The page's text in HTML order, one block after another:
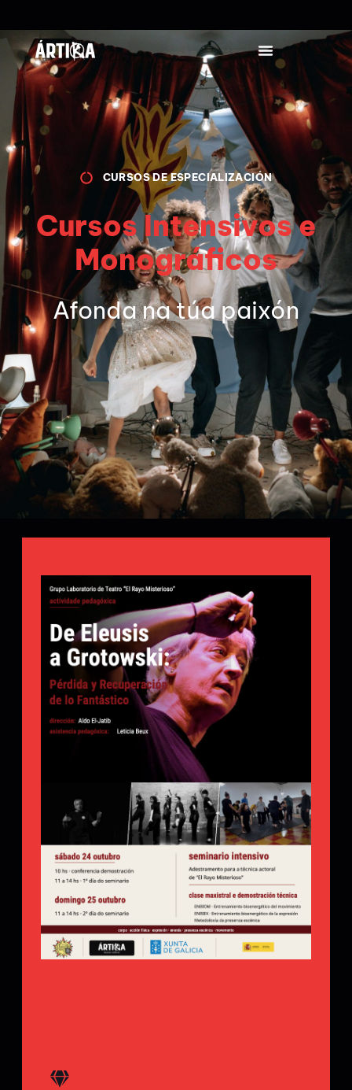
CURSOS DE ESPECIALIZACIÓN
Cursos Intensivos e
Monográficos
Afonda na túa paixón